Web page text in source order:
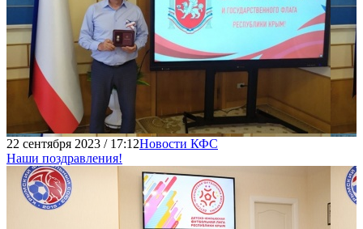
22 сентября 2023 / 17:12Новости КФС
Наши поздравления!